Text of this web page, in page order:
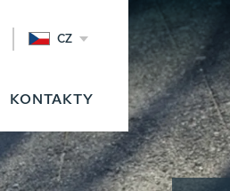
CZ
KONTAKTY